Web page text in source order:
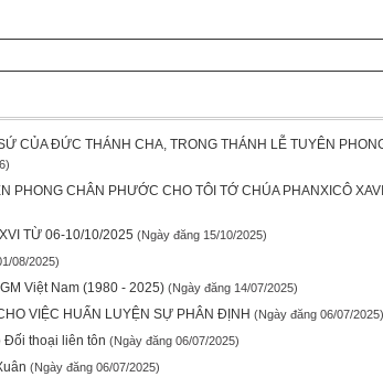
CỦA ĐỨC THÁNH CHA, TRONG THÁNH LỄ TUYÊN
PHONG CHÂN PHƯỚC CHO TÔI TỚ CHÚA PHANXICÔ
TỪ 06-10/10/2025 (Ngày đăng 15/10/2025)
08/2025)
Việt Nam (1980 - 2025) (Ngày đăng 14/07/2025)
VIỆC HUẤN LUYỆN SỰ PHÂN ĐỊNH (Ngày đăng 06/07/2025)
Đối thoại liên tôn (Ngày đăng 06/07/2025)
(Ngày đăng 06/07/2025)